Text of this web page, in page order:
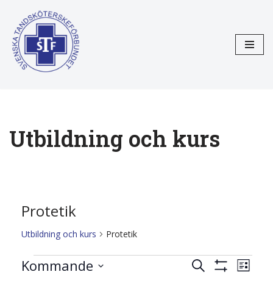
Hoppa
till
innehåll
Utbildning och kurs
Protetik
Utbildning och kurs Protetik
Sök Lista
Kommande